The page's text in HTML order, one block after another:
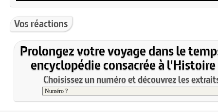
Vos réactions
Prolongez votre voyage dans le
encyclopédie consacrée à l'Histoire
Choisissez un numéro et découvrez les